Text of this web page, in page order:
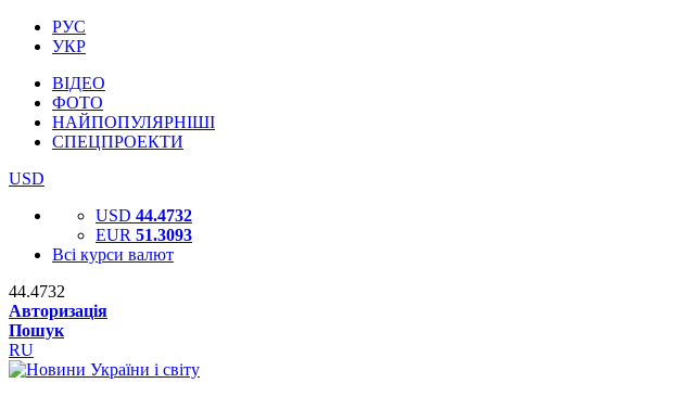
РУС
УКР
ВІДЕО
ФОТО
НАЙПОПУЛЯРНІШІ
СПЕЦПРОЕКТИ
USD
USD 44.4732
EUR 51.3093
Всі курси валют
44.4732
Авторизація
Пошук
RU